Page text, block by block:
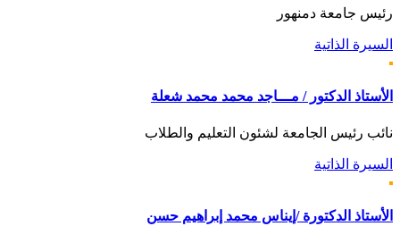
رئيس جامعة دمنهور
السيرة الذاتية
الأستاذ الدكتور / مـــاجد محمد محمد شعلة
نائب رئيس الجامعة لشئون التعليم والطلاب
السيرة الذاتية
الأستاذ الدكتورة /إيناس محمد إبراهيم حسن